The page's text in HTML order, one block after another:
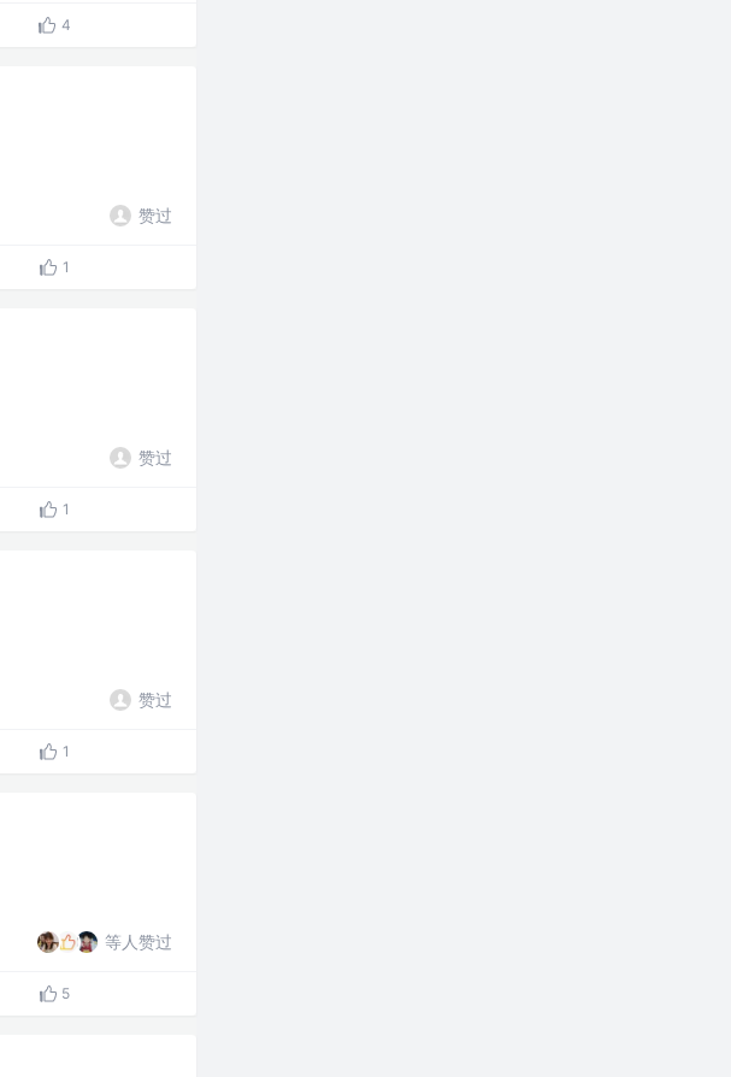
4
赞过
1
赞过
1
赞过
1
等人赞过
5